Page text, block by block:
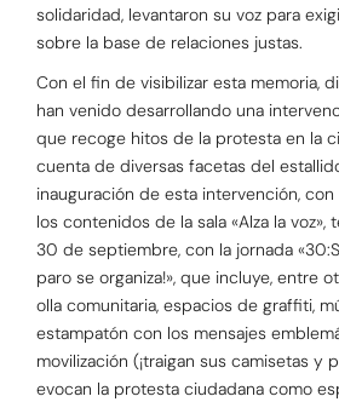
solidaridad, levantaron su voz para
sobre la base de relaciones justas.
Con el fin de visibilizar esta memoria,
han venido desarrollando una
que recoge hitos de la protesta en la
cuenta de diversas facetas del
inauguración de esta intervención, con
los contenidos de la sala «Alza la voz»,
30 de septiembre, con la jornada «30:S
paro se organiza!», que incluye, entre
olla comunitaria, espacios de graffiti,
estampatón con los mensajes
movilización (¡traigan sus camisetas y
evocan la protesta ciudadana como